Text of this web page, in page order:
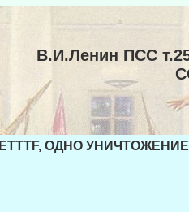
В.И.Ленин ПСС
ETTTF, ОДНО